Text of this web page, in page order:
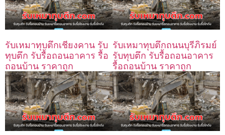
รับเหมาทุบตึกเชียงคาน รับ
ทุบตึก รับรื้อถอนอาคาร รื้อ
ถอนบ้าน ราคาถูก
รับเหมาทุบตึกถนนบุรีภิรมย์
รับทุบตึก รับรื้อถอนอาคาร
รื้อถอนบ้าน ราคาถูก